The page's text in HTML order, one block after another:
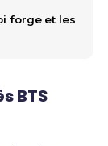
forge et les
BTS